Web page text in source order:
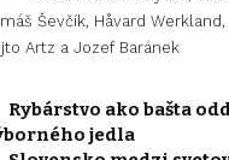
Ševčík, Håvard
Artz a Jozef Baránek
Rybárstvo ako bašta
jedla